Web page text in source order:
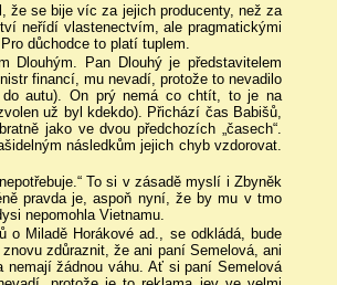
že se bije víc za jejich producenty, než za
neřídí vlastenectvím, ale pragmatickými
důchodce to platí tuplem.
Dlouhým. Pan Dlouhý je představitelem
financí, mu nevadí, protože to nevadilo
autu). On prý nemá co chtít, to je na
už byl kdekdo). Přichází čas Babišů,
jako ve dvou předchozích „časech“.
následkům jejich chyb vzdorovat.
To si v zásadě myslí i Zbyněk
pravda je, aspoň nyní, že by mu v tmo
nepomohla Vietnamu.
o Miladě Horákové ad., se odkládá, bude
zdůraznit, že ani paní Semelová, ani
žádnou váhu. Ať si paní Semelová